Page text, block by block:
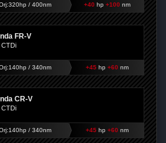
/ 400nm +40 hp+100 nm
FR-V
CTDi
/ 340nm +45 hp+60 nm
CR-V
CTDi
/ 340nm +45 hp+60 nm